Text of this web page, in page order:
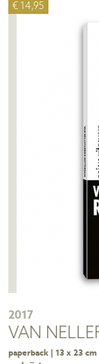
€ 14,95
2017
VAN
paperback | 13 x 23